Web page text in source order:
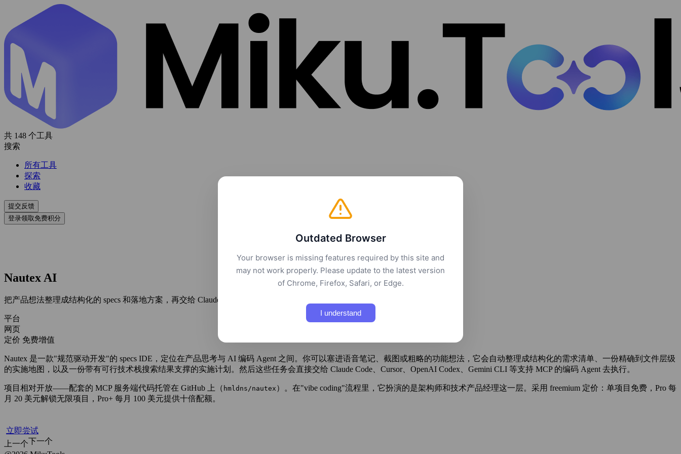
共 148 个工具
搜索
所有工具
探索
收藏
提交反馈
登录领取免费积分
Nautex AI
把产品想法整理成结构化的 specs 和落地方案，再交给 Claude Code、Cursor 等编码 Agent 执行。
平台
网页
定价 免费增值
Nautex 是一款"规范驱动开发"的 specs IDE，定位在产品思考与 AI 编码 Agent 之间。你可以塞进语音笔记、截图或粗略的功能想法，它会自动整理成结构化的需求清单、一份精确到文件层级
的实施地图，以及一份带有可行技术栈搜索结果支撑的实施计划。然后这些任务会直接交给 Claude Code、Cursor、OpenAI Codex、Gemini CLI 等支持 MCP 的编码 Agent 去执行。
项目相对开放——配套的 MCP 服务端代码托管在 GitHub 上（ hmldns/nautex ）。在"vibe coding"流程里，它扮演的是架构师和技术产品经理这一层。采用 freemium 定价：单项目免费，Pro 每
月 20 美元解锁无限项目，Pro+ 每月 100 美元提供十倍配额。
立即尝试
上一个下一个
Outdated Browser
Your browser is missing features required by this site and
may not work properly. Please update to the latest version
of Chrome, Firefox, Safari, or Edge.
I understand